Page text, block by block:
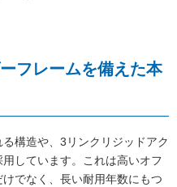
フレームを備えた本
構造や、3リンクリジッドアク
しています。これは高いオフ
でなく、長い耐用年数にもつ